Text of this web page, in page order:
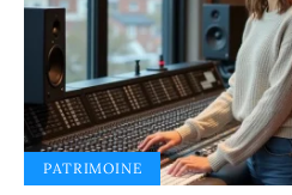
PATRIMOINE